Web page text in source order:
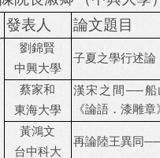
發表人 論文題目
劉錦賢
中興大學
子夏之學行述論
蔡家和
東海大學
漢宋之間 ──船
《論語．漆雕
黃鴻文
台中科大
再論陸王異同